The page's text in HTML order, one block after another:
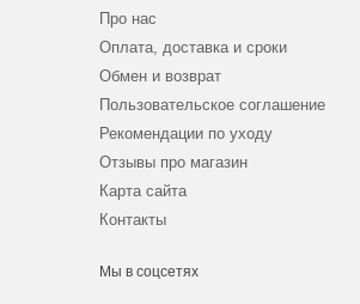
Про нас
Оплата, доставка и сроки
Обмен и возврат
Пользовательское соглашение
Рекомендации по уходу
Отзывы про магазин
Карта сайта
Контакты
Мы в соцсетях